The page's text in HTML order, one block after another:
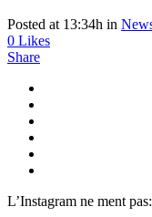
Posted at 13:34h in
0 Likes
Share
L’Instagram ne ment